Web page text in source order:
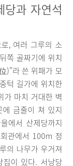
당과 자연석
, 여러 그루의 소
쪽 골짜기에 위치
)”라 쓴 위패가 모
턱 길가에 위치한
가 마치 거대한 벽
금줄이 쳐 있지
에서 산제당까지
관에서 100m 정
의 나무가 우거져
이 있다. 서낭당